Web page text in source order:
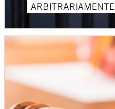
ARBITRARIAMENTE